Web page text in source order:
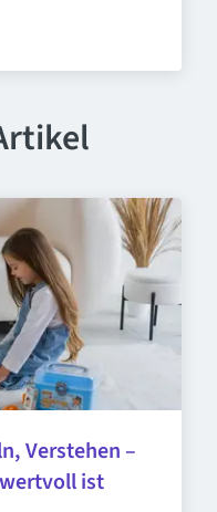
Verstehen –
ist